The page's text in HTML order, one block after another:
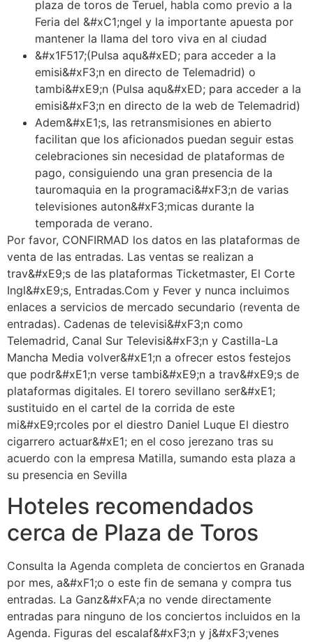
plaza de toros de Teruel, habla como previo a la
Feria del &#xC1;ngel y la importante apuesta por
mantener la llama del toro viva en al ciudad
&#x1F517;(Pulsa aqu&#xED; para acceder a la
emisi&#xF3;n en directo de Telemadrid) o
tambi&#xE9;n (Pulsa aqu&#xED; para acceder a la
emisi&#xF3;n en directo de la web de Telemadrid)
Adem&#xE1;s, las retransmisiones en abierto
facilitan que los aficionados puedan seguir estas
celebraciones sin necesidad de plataformas de
pago, consiguiendo una gran presencia de la
tauromaquia en la programaci&#xF3;n de varias
televisiones auton&#xF3;micas durante la
temporada de verano.
Por favor, CONFIRMAD los datos en las plataformas de
venta de las entradas. Las ventas se realizan a
trav&#xE9;s de las plataformas Ticketmaster, El Corte
Ingl&#xE9;s, Entradas.Com y Fever y nunca incluimos
enlaces a servicios de mercado secundario (reventa de
entradas). Cadenas de televisi&#xF3;n como
Telemadrid, Canal Sur Televisi&#xF3;n y Castilla-La
Mancha Media volver&#xE1;n a ofrecer estos festejos
que podr&#xE1;n verse tambi&#xE9;n a trav&#xE9;s de
plataformas digitales. El torero sevillano ser&#xE1;
sustituido en el cartel de la corrida de este
mi&#xE9;rcoles por el diestro Daniel Luque El diestro
cigarrero actuar&#xE1; en el coso jerezano tras su
acuerdo con la empresa Matilla, sumando esta plaza a
su presencia en Sevilla
Hoteles recomendados
cerca de Plaza de Toros
Consulta la Agenda completa de conciertos en Granada
por mes, a&#xF1;o o este fin de semana y compra tus
entradas. La Ganz&#xFA;a no vende directamente
entradas para ninguno de los conciertos incluidos en la
Agenda. Figuras del escalaf&#xF3;n y j&#xF3;venes